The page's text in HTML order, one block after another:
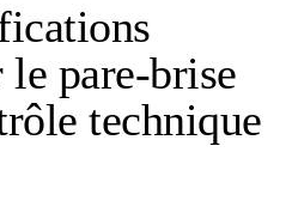
pare-brise
technique